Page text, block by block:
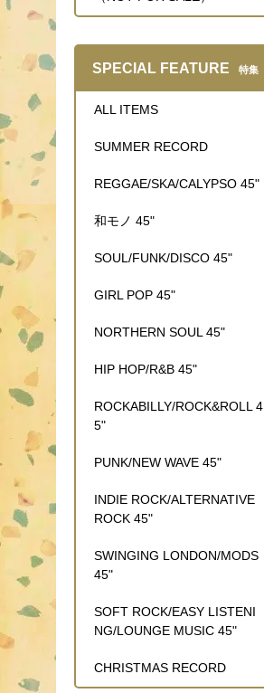
SPECIAL FEATURE 特集
ALL ITEMS
SUMMER RECORD
REGGAE/SKA/CALYPSO 45"
和モノ 45"
SOUL/FUNK/DISCO 45"
GIRL POP 45"
NORTHERN SOUL 45"
HIP HOP/R&B 45"
ROCKABILLY/ROCK&ROLL 4
5"
PUNK/NEW WAVE 45"
INDIE ROCK/ALTERNATIVE
ROCK 45"
SWINGING LONDON/MODS
45"
SOFT ROCK/EASY LISTENI
NG/LOUNGE MUSIC 45"
CHRISTMAS RECORD